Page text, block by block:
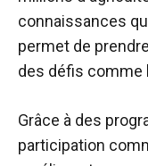
connaissances
permet de
des défis comme
Grâce à des
participation